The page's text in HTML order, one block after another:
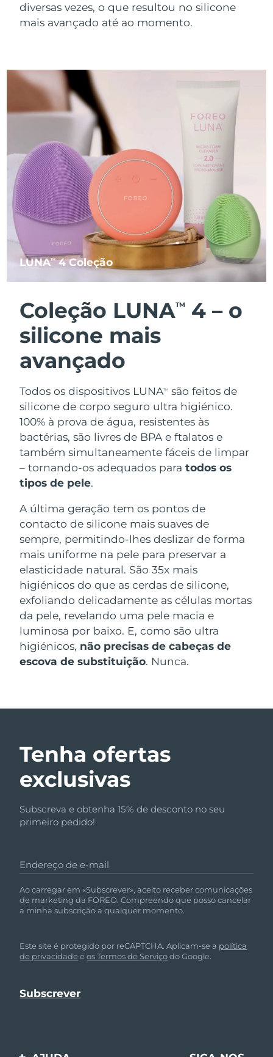
diversas vezes, o que resultou no silicone
mais avançado até ao momento.
LUNATM4 Coleção
Coleção LUNATM
4 – o
silicone mais
avançado
Todos os dispositivos LUNATM
são feitos de
silicone de corpo seguro ultra higiénico.
100% à prova de água, resistentes às
bactérias, são livres de BPA e ftalatos e
também simultaneamente fáceis de limpar
– tornando-os adequados paratodos os
tipos de pele.
A última geração tem os pontos de
contacto de silicone mais suaves de
sempre, permitindo-lhes deslizar de forma
mais uniforme na pele para preservar a
elasticidade natural. São 35x mais
higiénicos do que as cerdas de silicone,
exfoliando delicadamente as células mortas
da pele, revelando uma pele macia e
luminosa por baixo. E, como são ultra
higiénicos, não precisas de cabeças de
escova de substituição. Nunca.
Tenha ofertas
exclusivas
Subscreva e obtenha 15% de desconto no seu
primeiro pedido!
Endereço de e-mail
Ao carregar em «Subscrever», aceito receber comunicações
de marketing da FOREO. Compreendo que posso cancelar
a minha subscrição a qualquer momento.
Este site é protegido por reCAPTCHA. Aplicam-se a política
de privacidade eos Termos de Serviçodo Google.